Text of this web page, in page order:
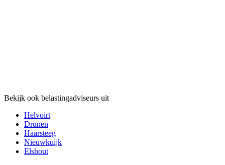
Bekijk ook belastingadviseurs uit
Helvoirt
Drunen
Haarsteeg
Nieuwkuijk
Elshout